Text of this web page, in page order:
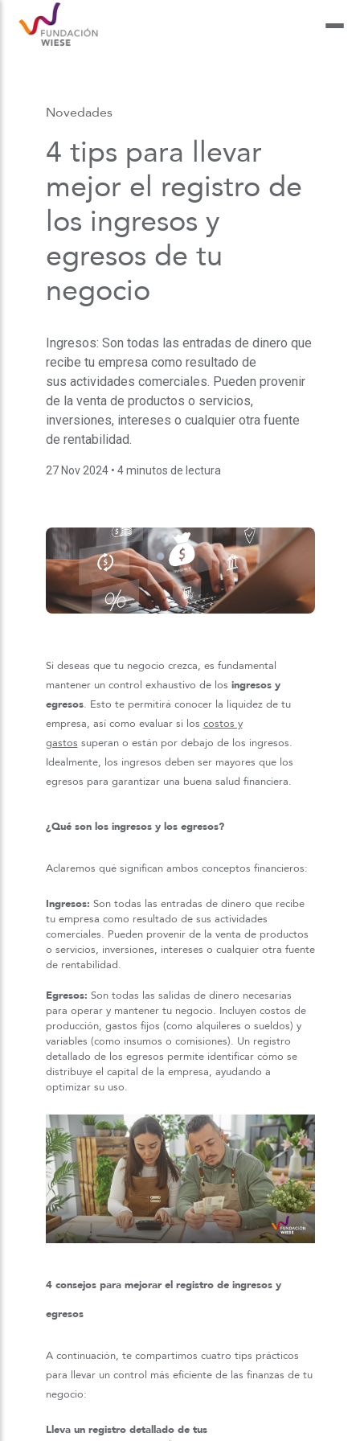
Novedades
4 tips para llevar
mejor el registro de
los ingresos y
egresos de tu
negocio
Ingresos: Son todas las entradas de dinero que
recibe tu empresa como resultado de
sus actividades comerciales. Pueden provenir
de la venta de productos o servicios,
inversiones, intereses o cualquier otra fuente
de rentabilidad.
27 Nov 2024 • 4 minutos de lectura
Si deseas que tu negocio crezca, es fundamental
mantener un control exhaustivo de los ingresos y
egresos. Esto te permitirá conocer la liquidez de tu
empresa, así como evaluar si los costos y
gastos superan o están por debajo de los ingresos.
Idealmente, los ingresos deben ser mayores que los
egresos para garantizar una buena salud financiera.
¿Qué son los ingresos y los egresos?
Aclaremos qué significan ambos conceptos financieros:
Ingresos: Son todas las entradas de dinero que recibe
tu empresa como resultado de sus actividades
comerciales. Pueden provenir de la venta de productos
o servicios, inversiones, intereses o cualquier otra fuente
de rentabilidad.
Egresos: Son todas las salidas de dinero necesarias
para operar y mantener tu negocio. Incluyen costos de
producción, gastos fijos (como alquileres o sueldos) y
variables (como insumos o comisiones). Un registro
detallado de los egresos permite identificar cómo se
distribuye el capital de la empresa, ayudando a
optimizar su uso.
4 consejos para mejorar el registro de ingresos y
egresos
A continuación, te compartimos cuatro tips prácticos
para llevar un control más eficiente de las finanzas de tu
negocio:
Lleva un registro detallado de tus